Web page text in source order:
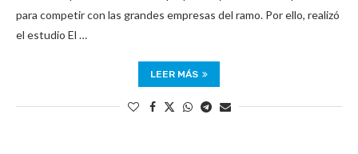
para competir con las grandes empresas del ramo. Por ello, realizó
el estudio El …
LEER MÁS